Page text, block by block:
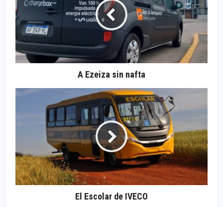
A Ezeiza sin nafta
El Escolar de IVECO